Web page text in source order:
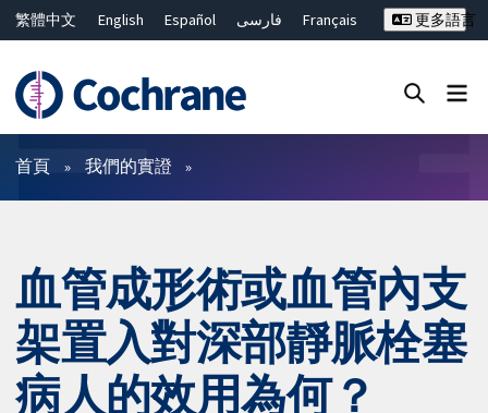
繁體中文 English Español فارسی
Français
ไทย
简体中文
更多語言
篩選條件
首頁 我們的實證
血管成形術或血管內支
架置入對深部靜脈栓塞
病人的效用為何？